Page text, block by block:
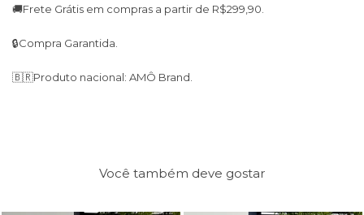
🚚Frete Grátis em compras a partir de R$299,90.
🔒Compra Garantida.
🇧🇷Produto nacional: AMÔ Brand.
Você também deve gostar